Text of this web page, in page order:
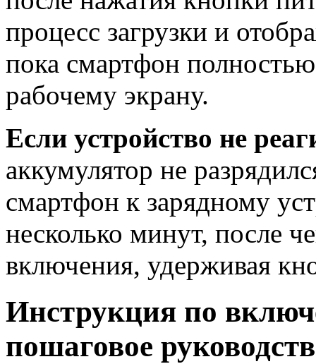
процесс загрузки и
пока смартфон
рабочему экрану.
Если устройство не
аккумулятор не
смартфон к зарядному
несколько минут, после
включения, удерживая
Инструкция по
пошаговое